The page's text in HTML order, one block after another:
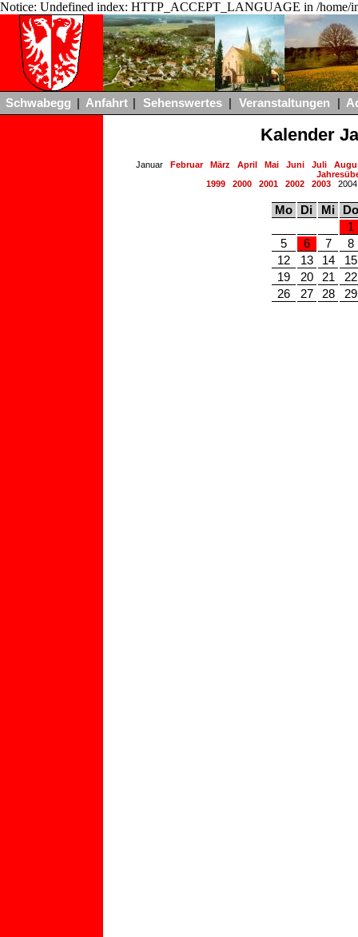
Notice: Undefined index: HTTP_ACCEPT_LANGUAGE in /home/
Schwabegg Anfahrt Sehenswertes Veranstaltungen
Kalender
Januar Februar März April Mai Juni Juli
1999
2000 2001 2002 2003
Mo Di Mi
Do
1
5
6 7
8
12
13 14
15
19
20 21
22
26
27 28 29